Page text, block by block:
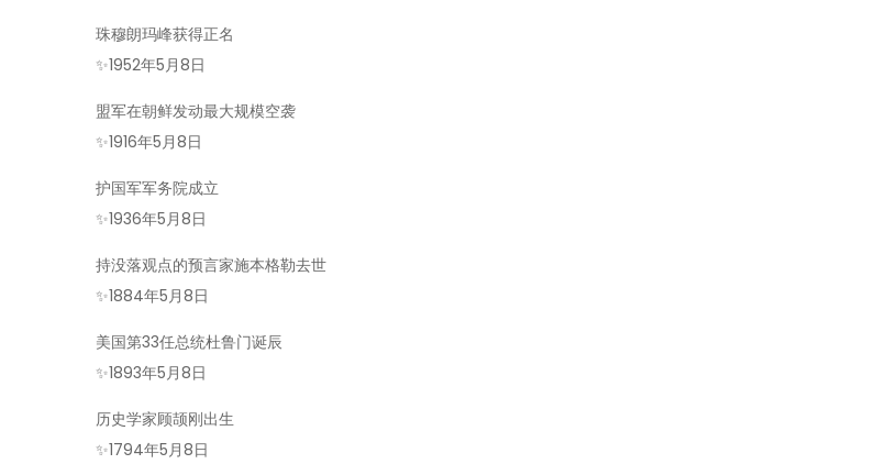
珠穆朗玛峰获得正名
✨1952年5月8日
盟军在朝鲜发动最大规模空袭
✨1916年5月8日
护国军军务院成立
✨1936年5月8日
持没落观点的预言家施本格勒去世
✨1884年5月8日
美国第33任总统杜鲁门诞辰
✨1893年5月8日
历史学家顾颉刚出生
✨1794年5月8日